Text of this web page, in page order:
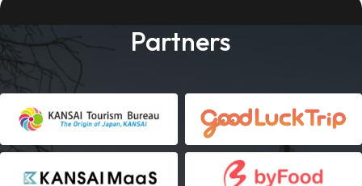
Partners